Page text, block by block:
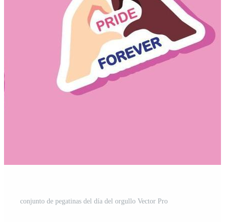
conjunto de pegatinas del día del orgullo Vector Pro